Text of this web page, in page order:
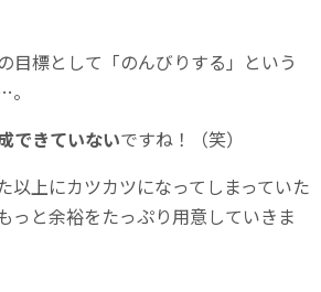
目標として「のんびりする」という
できていないですね！（笑）
以上にカツカツになってしまっていた
っと余裕をたっぷり用意していきま